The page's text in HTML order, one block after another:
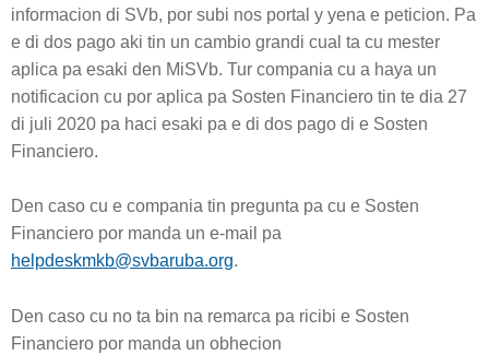
informacion di SVb, por subi nos portal y yena e peticion. Pa
e di dos pago aki tin un cambio grandi cual ta cu mester
aplica pa esaki den MiSVb. Tur compania cu a haya un
notificacion cu por aplica pa Sosten Financiero tin te dia 27
di juli 2020 pa haci esaki pa e di dos pago di e Sosten
Financiero.
Den caso cu e compania tin pregunta pa cu e Sosten
Financiero por manda un e-mail pa
helpdeskmkb@svbaruba.org.
Den caso cu no ta bin na remarca pa ricibi e Sosten
Financiero por manda un obhecion